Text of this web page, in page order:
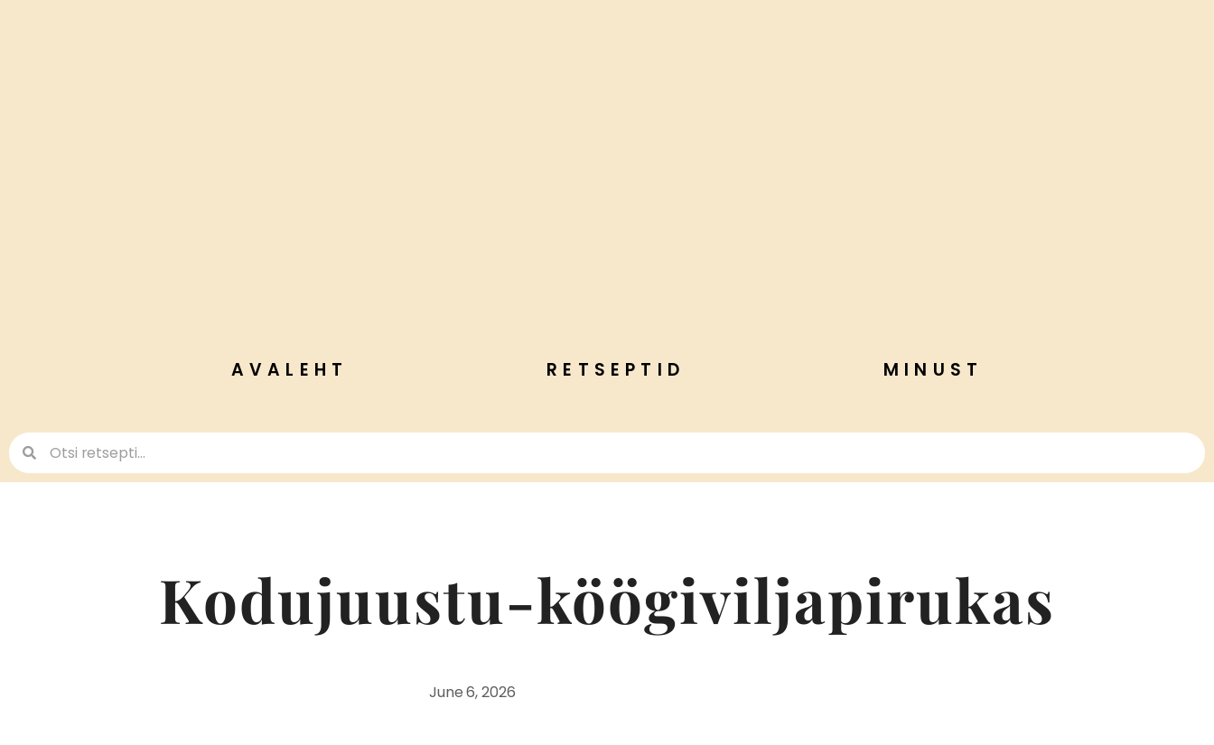
AVALEHT RETSEPTID MINUST
Kodujuustu-köögiviljapirukas
June 6, 2026